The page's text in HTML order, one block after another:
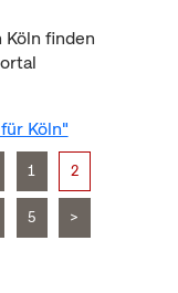
finden
Köln"
1 2
5 >